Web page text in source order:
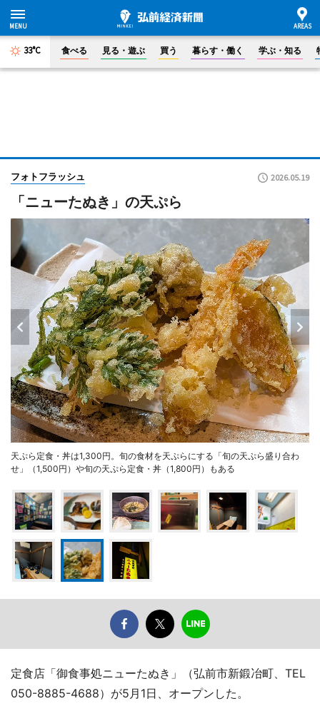
33°C 食べる 見る・遊ぶ 買う 暮らす・働く 学ぶ・知る
フォトフラッシュ 2026.05.19
「ニューたぬき」の天ぷら
天ぷら定食・丼は1,300円。旬の食材を天ぷらにする「旬の天ぷら盛り合わ
せ」（1,500円）や旬の天ぷら定食・丼（1,800円）もある
定食店「御食事処ニューたぬき」（弘前市新鍛冶町、TEL
050-8885-4688）が5月1日、オープンした。